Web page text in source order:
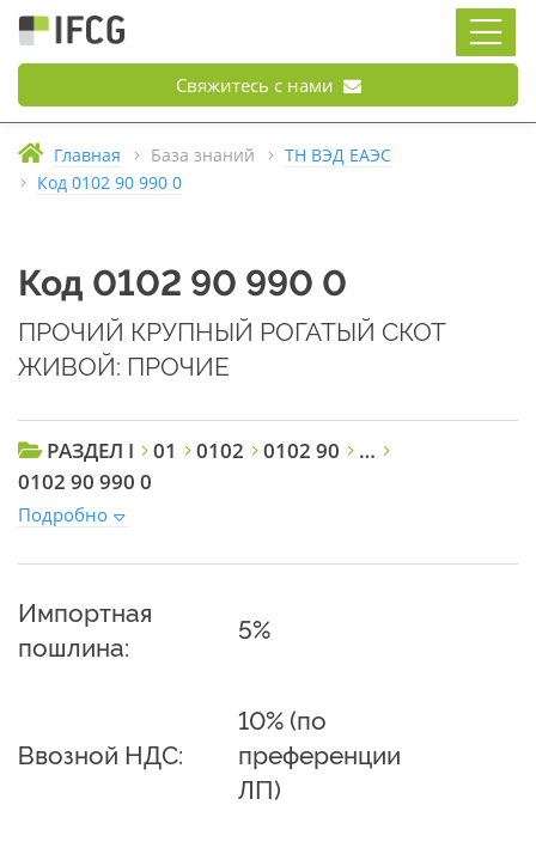
Свяжитесь с нами
Главная База знаний
ТН ВЭД ЕАЭС
Код 0102 90 990 0
Код 0102 90 990 0
ПРОЧИЙ КРУПНЫЙ РОГАТЫЙ СКОТ
ЖИВОЙ: ПРОЧИЕ
РАЗДЕЛ I 01 0102 0102 90
…
0102 90 990 0
Подробно
Импортная
пошлина:
5%
Ввозной НДС:
10% (по
преференции
ЛП)